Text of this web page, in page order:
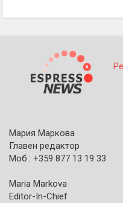
Мария Маркова
Главен редактор
Моб.: +359 877 13 19 33
Maria Markova
Editor-In-Chief